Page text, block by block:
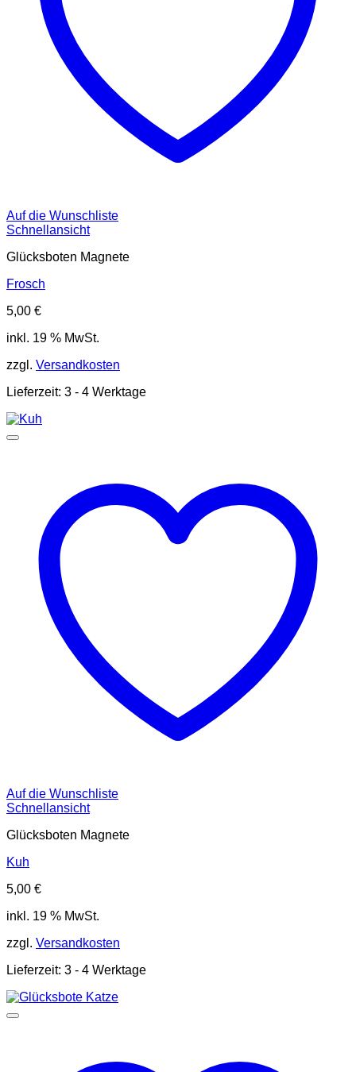
Auf die Wunschliste
Schnellansicht
Glücksboten Magnete
Frosch
5,00 €
inkl. 19 % MwSt.
zzgl. Versandkosten
Lieferzeit: 3 - 4 Werktage
Auf die Wunschliste
Schnellansicht
Glücksboten Magnete
Kuh
5,00 €
inkl. 19 % MwSt.
zzgl. Versandkosten
Lieferzeit: 3 - 4 Werktage